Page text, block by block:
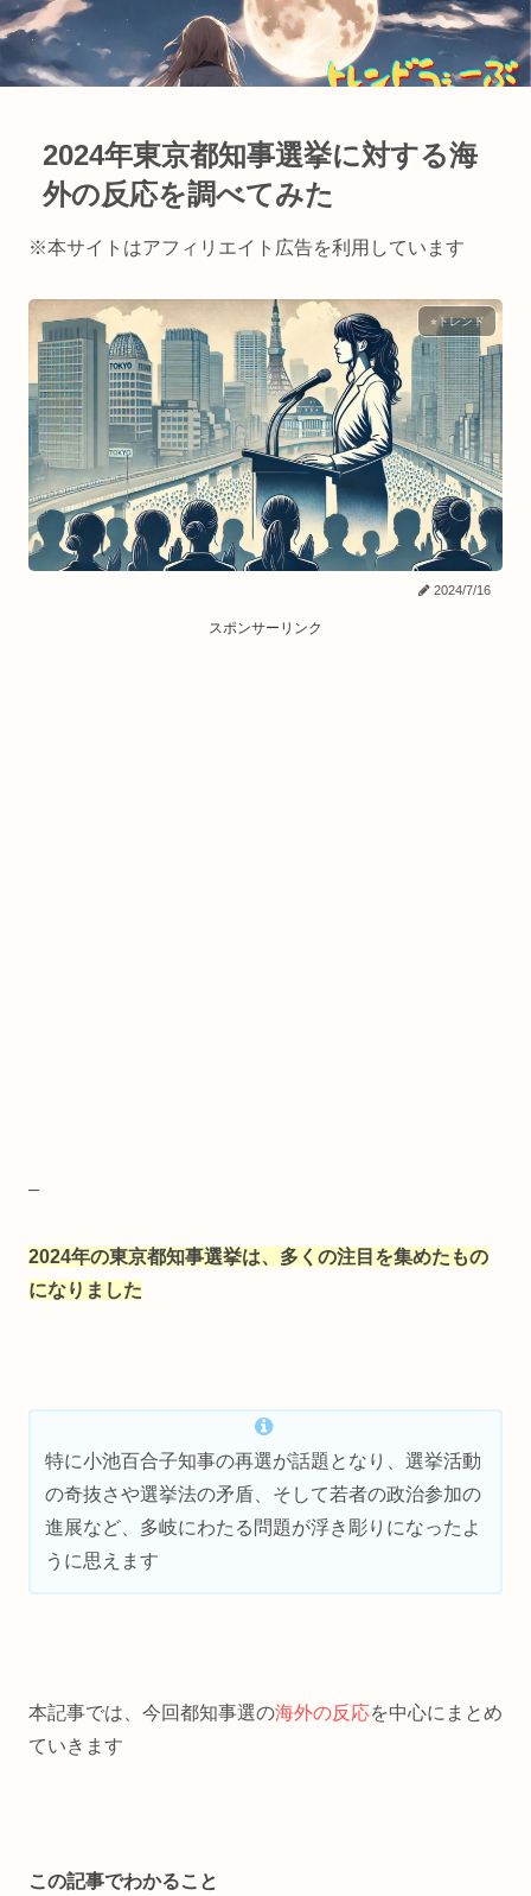
2024年東京都知事選挙に対する海
外の反応を調べてみた
※本サイトはアフィリエイト広告を利用しています
⭐︎トレンド
2024/7/16
スポンサーリンク
–
2024年の東京都知事選挙は、多くの注目を集めたもの
になりました
特に小池百合子知事の再選が話題となり、選挙活動
の奇抜さや選挙法の矛盾、そして若者の政治参加の
進展など、多岐にわたる問題が浮き彫りになったよ
うに思えます
本記事では、今回都知事選の海外の反応を中心にまとめ
ていきます
この記事でわかること